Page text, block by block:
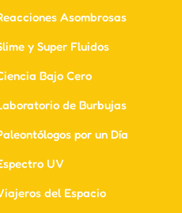
Asombrosas
y Super Fluidos
Bajo Cero
de Burbujas
por un Día
UV
del Espacio